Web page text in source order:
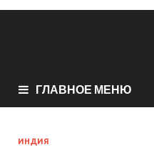
ГЛАВНОЕ МЕНЮ
ИНДИЯ